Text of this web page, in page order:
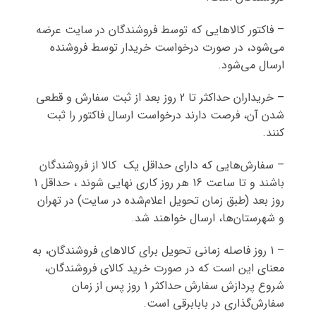
– فاکتور کالاهایی که توسط فروشندگان در سایت عرضه
می‌شود، در صورت درخواست خریدار توسط فروشنده
ارسال می‌شود.
–
خریداران حداکثر تا 2 روز بعد از ثبت سفارش و قطعی
شدن آن، فرصت دارند درخواست ارسال فاکتور را ثبت
کنند.
– سفارش‌هایی که دارای حداقل یک کالا از فروشندگان
باشند و تا ساعت 16 هر روز کاری نهایی شوند ، حداقل 1
روز بعد (طبق زمان تحویل اعلام‌شده در سایت) در تهران
و شهرستان‌ها، ارسال خواهند شد.
– 1 روز فاصله زمانی تحویل برای کالاهای فروشندگان، به
معنای این است که در صورت خرید کالای فروشندگان،
شروع پردازش سفارش حداکثر 1 روز پس از زمان
سفارش‌گذاری در بابابرقی است.